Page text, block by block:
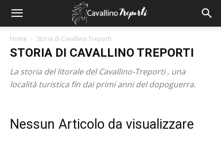
Home Storia di Cavallino Treporti
STORIA DI CAVALLINO TREPORTI
La storia del litorale del Cavallino-Treporti , una
località turistica fin dai primi anni del dopoguerra.
Nessun Articolo da visualizzare